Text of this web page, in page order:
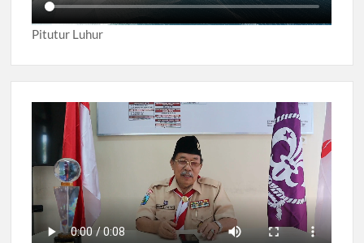
Pitutur Luhur